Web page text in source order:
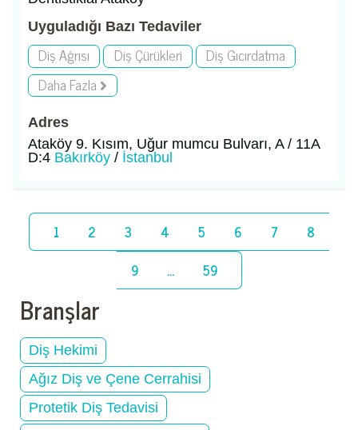
Uyguladığı Bazı Tedaviler
Diş Ağrısı Diş Çürükleri
Diş Gıcırdatma
Daha Fazla
Adres
Ataköy 9. Kısım, Uğur mumcu Bulvarı, A / 11A
D:4 Bakırköy / İstanbul
1 2 3 4 5 6 7
8
9
... 59
Branşlar
Diş Hekimi
Ağız Diş ve Çene Cerrahisi
Protetik Diş Tedavisi